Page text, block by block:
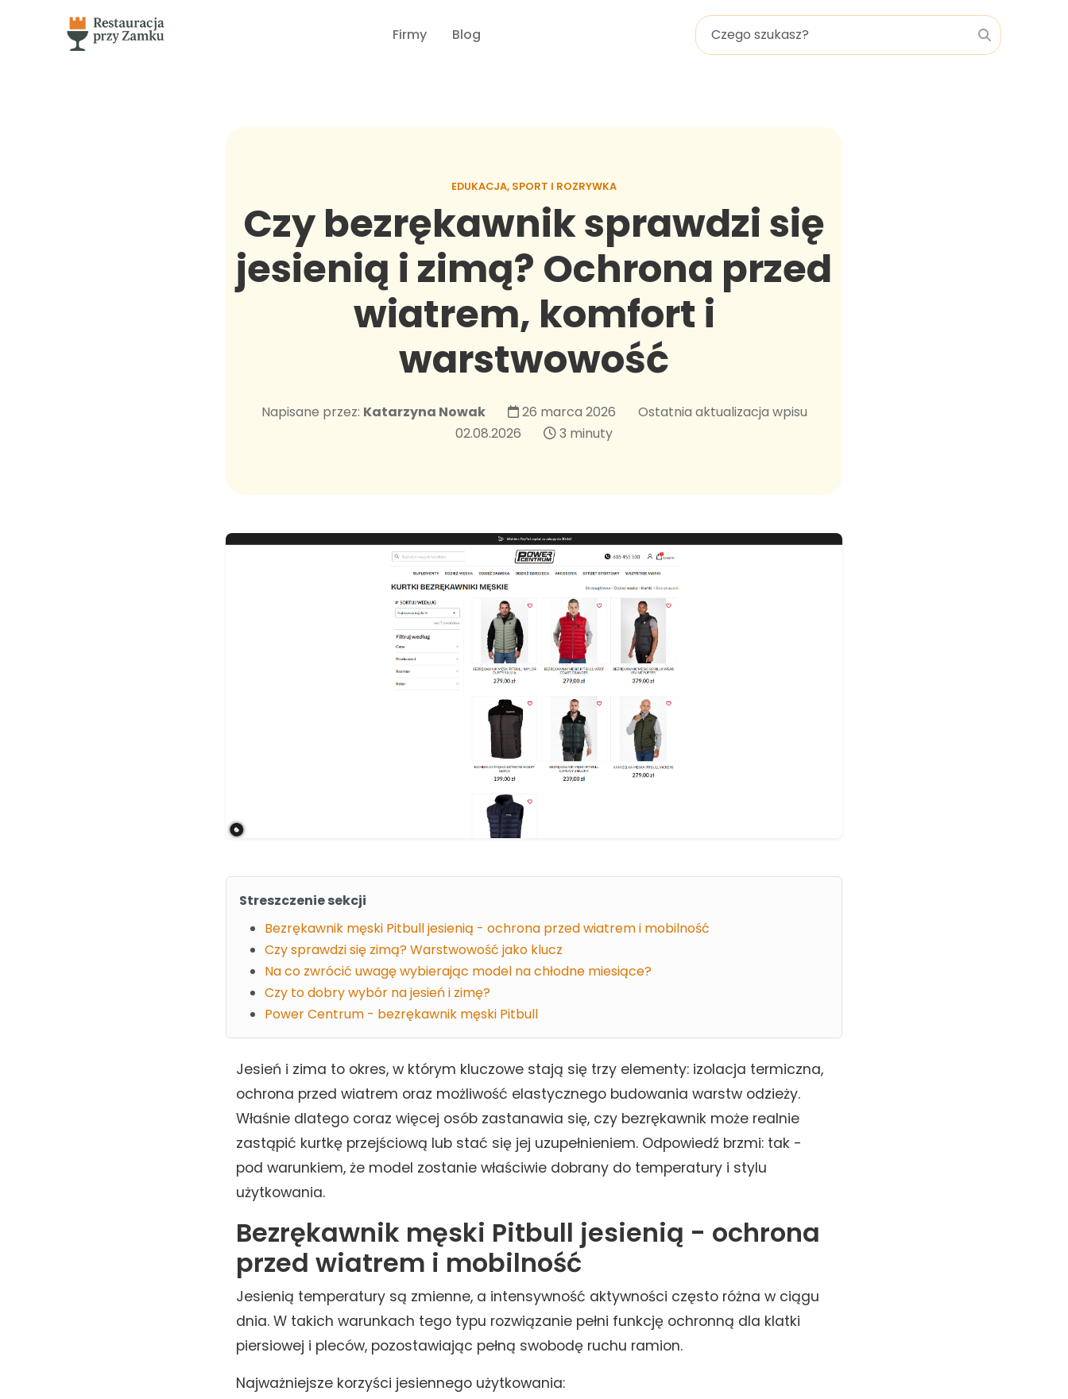
Firmy Blog
EDUKACJA, SPORT I ROZRYWKA
Czy bezrękawnik sprawdzi się
jesienią i zimą? Ochrona przed
wiatrem, komfort i
warstwowość
Napisane przez: Katarzyna Nowak 26 marca 2026
Ostatnia aktualizacja wpisu
02.08.2026
3 minuty
Streszczenie sekcji
Bezrękawnik męski Pitbull jesienią - ochrona przed wiatrem i mobilność
Czy sprawdzi się zimą? Warstwowość jako klucz
Na co zwrócić uwagę wybierając model na chłodne miesiące?
Czy to dobry wybór na jesień i zimę?
Power Centrum - bezrękawnik męski Pitbull
Jesień i zima to okres, w którym kluczowe stają się trzy elementy: izolacja termiczna,
ochrona przed wiatrem oraz możliwość elastycznego budowania warstw odzieży.
Właśnie dlatego coraz więcej osób zastanawia się, czy bezrękawnik może realnie
zastąpić kurtkę przejściową lub stać się jej uzupełnieniem. Odpowiedź brzmi: tak -
pod warunkiem, że model zostanie właściwie dobrany do temperatury i stylu
użytkowania.
Bezrękawnik męski Pitbull jesienią - ochrona
przed wiatrem i mobilność
Jesienią temperatury są zmienne, a intensywność aktywności często różna w ciągu
dnia. W takich warunkach tego typu rozwiązanie pełni funkcję ochronną dla klatki
piersiowej i pleców, pozostawiając pełną swobodę ruchu ramion.
Najważniejsze korzyści jesiennego użytkowania: